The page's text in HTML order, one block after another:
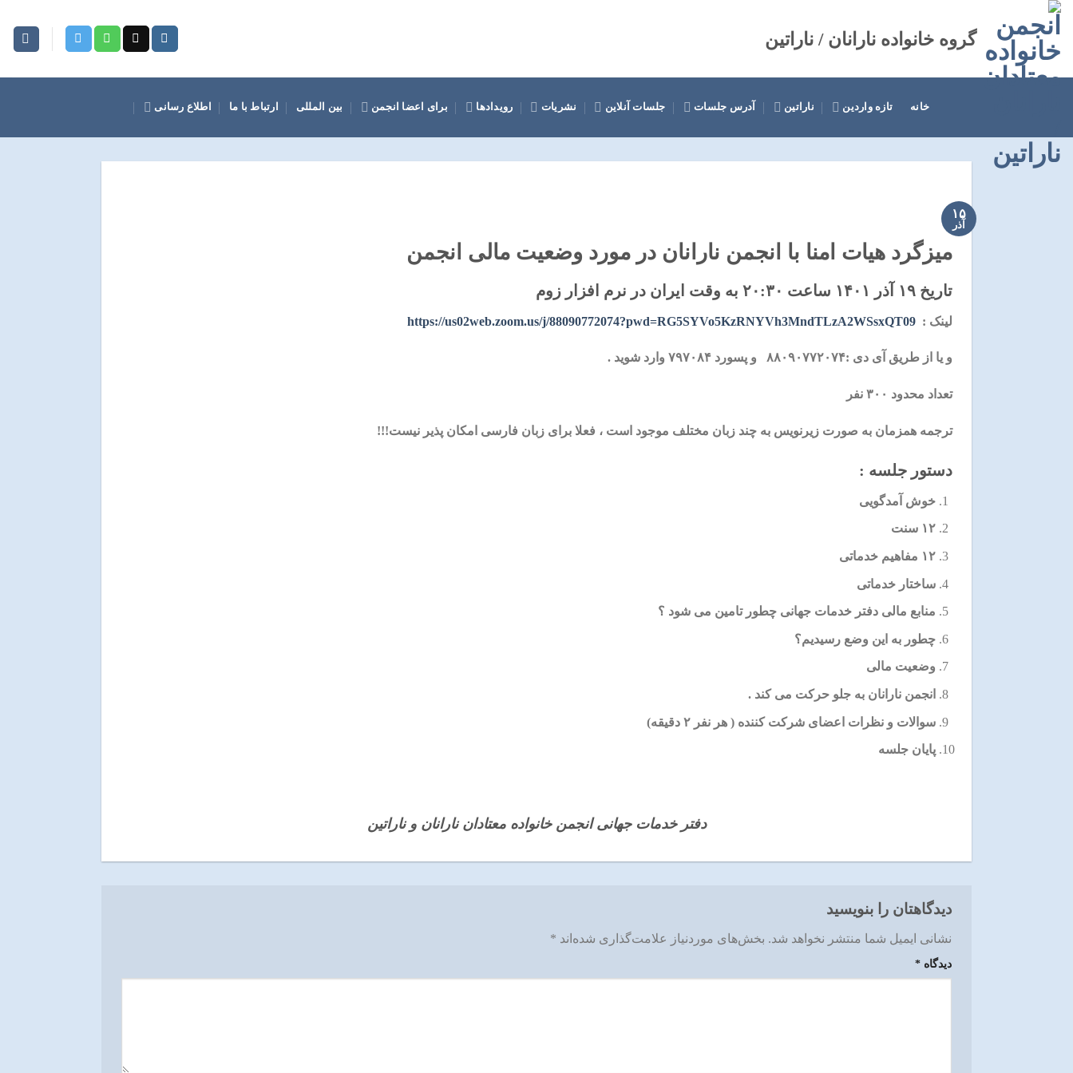
Skip
content
گروه خانواده نارانان / ناراتین
خانه تازه واردین ناراتین آدرس جلسات جلسات آنلاین نشریات رویدادها برای اعضا انجمن بین المللی ارتباط با ما اطلاع رسانی
۱۵
آذر
میزگرد هیات امنا با انجمن نارانان در مورد وضعیت مالی انجمن
تاریخ ۱۹ آذر ۱۴۰۱ ساعت ۲۰:۳۰ به وقت ایران در نرم افزار زوم
لینک : https://us02web.zoom.us/j/88090772074?pwd=RG5SYVo5KzRNYVh3MndTLzA2WSsxQT09
و یا از طریق آی دی :۸۸۰۹۰۷۷۲۰۷۴ و پسورد ۷۹۷۰۸۴ وارد شوید .
تعداد محدود ۳۰۰ نفر
ترجمه همزمان به صورت زیرنویس به چند زبان مختلف موجود است ، فعلا برای زبان فارسی امکان پذیر نیست!!!
دستور جلسه :
خوش آمدگویی
۱۲ سنت
۱۲ مفاهیم خدماتی
ساختار خدماتی
منابع مالی دفتر خدمات جهانی چطور تامین می شود ؟
چطور به این وضع رسیدیم؟
وضعیت مالی
انجمن نارانان به جلو حرکت می کند .
سوالات و نظرات اعضای شرکت کننده ( هر نفر ۲ دقیقه)
پایان جلسه
دفتر خدمات جهانی انجمن خانواده معتادان نارانان و ناراتین
دیدگاهتان را بنویسید
نشانی ایمیل شما منتشر نخواهد شد. بخش‌های موردنیاز علامت‌گذاری شده‌اند *
دیدگاه *